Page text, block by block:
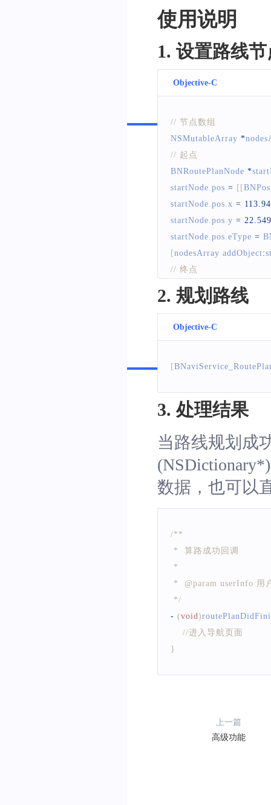
*  @param userInfo 用
void )
使用说明
1. 设置路线
Objective-C
// 节点数组
NSMutableArray *
// 起点
BNRoutePlanNode *
startNode pos = [ [
startNode pos x =
startNode pos y =
startNode pos eType =
[nodesArray addObject:
// 终点
BNRoutePlanNode
endNode.pos = [[
endNode
nodesArray addObject:
2. 规划路线
Objective-C
[
3. 处理结果
当路线规划成
数据，也可以
/**
*  算路成功回调
*
*  @param userInfo 用
*/
- (void)
//进入导航页面
}
上一篇
高级功能